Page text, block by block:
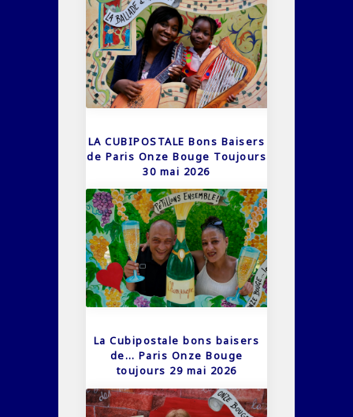
LA CUBIPOSTALE Bons Baisers
de Paris Onze Bouge Toujours
30 mai 2026
La Cubipostale bons baisers
de… Paris Onze Bouge
toujours 29 mai 2026